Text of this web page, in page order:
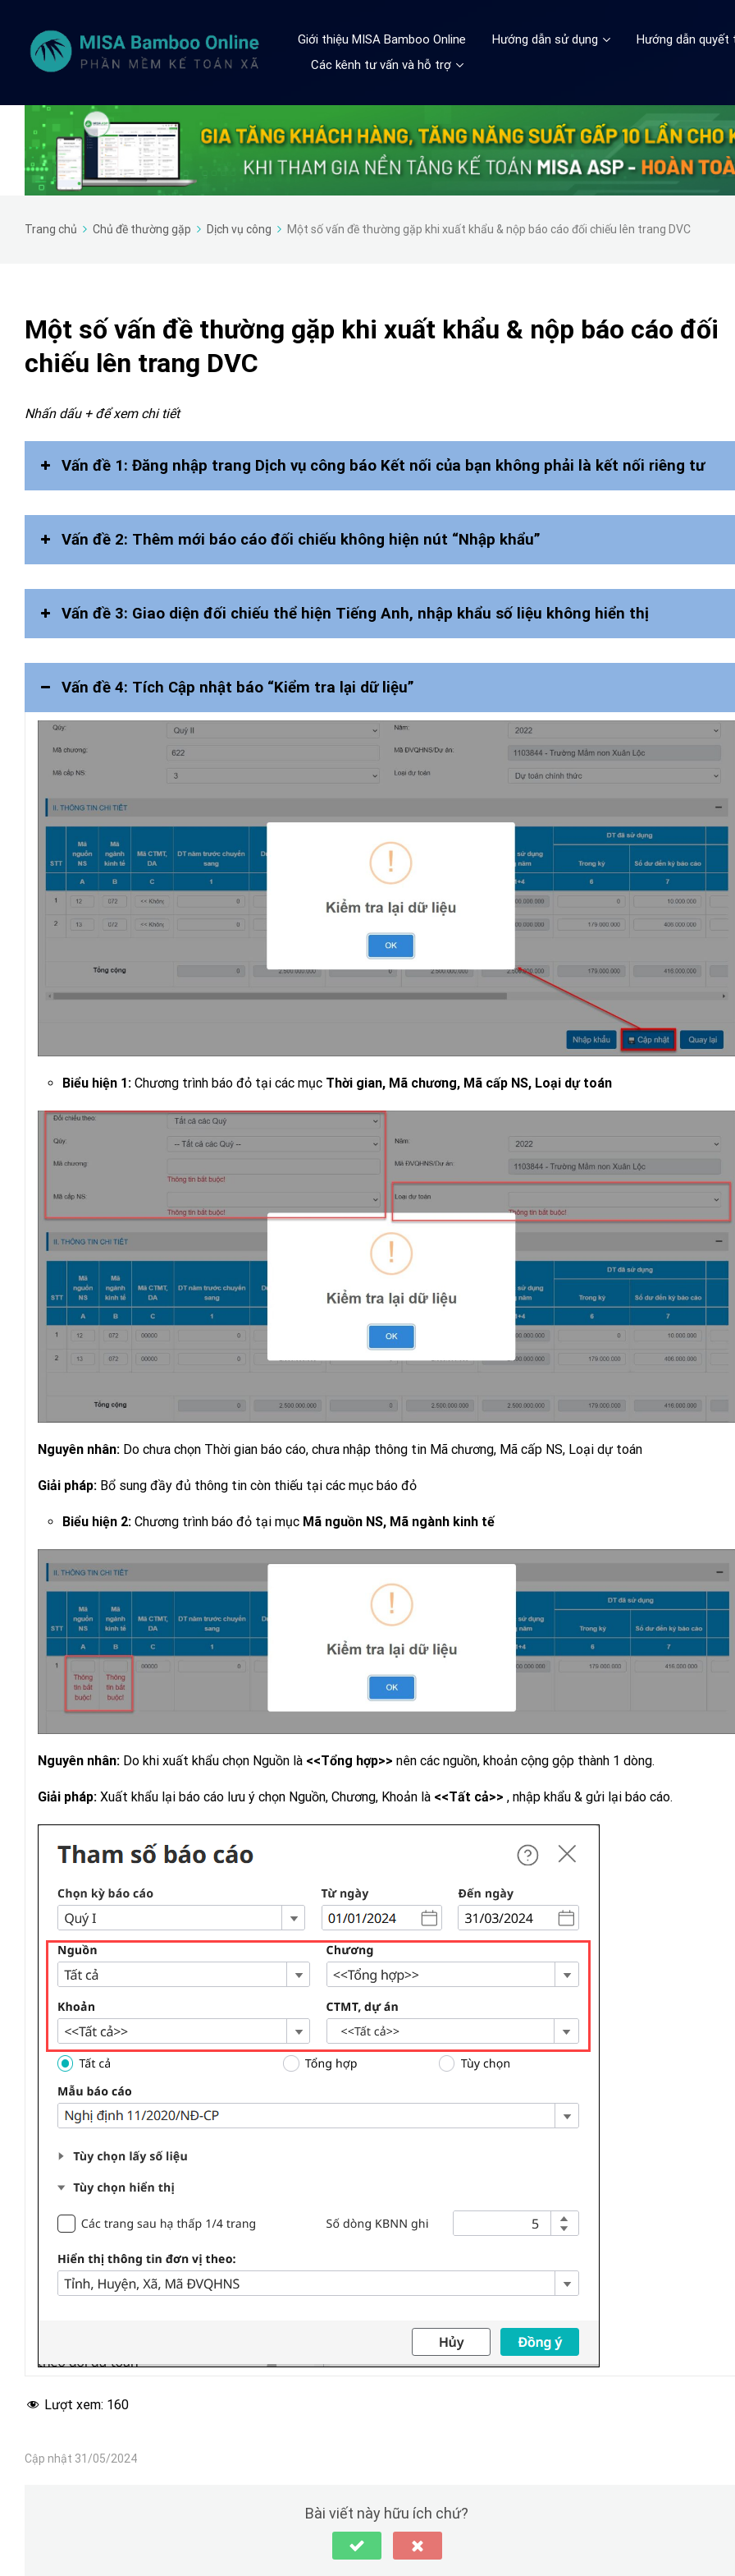
Giới thiệu MISA Bamboo Online Hướng dẫn sử dụng Hướng dẫn quyết
Các kênh tư vấn và hỗ trợ
Trang chủ Chủ đề thường gặp Dịch vụ công Một số vấn đề thường gặp khi xuất khẩu & nộp báo cáo đối chiếu lên trang DVC
Một số vấn đề thường gặp khi xuất khẩu & nộp báo cáo đối
chiếu lên trang DVC
Nhấn dấu + để xem chi tiết
Vấn đề 1: Đăng nhập trang Dịch vụ công báo Kết nối của bạn không phải là kết nối riêng tư
Vấn đề 2: Thêm mới báo cáo đối chiếu không hiện nút “Nhập khẩu”
Vấn đề 3: Giao diện đối chiếu thể hiện Tiếng Anh, nhập khẩu số liệu không hiển thị
Vấn đề 4: Tích Cập nhật báo “Kiểm tra lại dữ liệu”
Biểu hiện 1: Chương trình báo đỏ tại các mục Thời gian, Mã chương, Mã cấp NS, Loại dự toán
Nguyên nhân: Do chưa chọn Thời gian báo cáo, chưa nhập thông tin Mã chương, Mã cấp NS, Loại dự toán
Giải pháp: Bổ sung đầy đủ thông tin còn thiếu tại các mục báo đỏ
Biểu hiện 2: Chương trình báo đỏ tại mục Mã nguồn NS, Mã ngành kinh tế
Nguyên nhân: Do khi xuất khẩu chọn Nguồn là <<Tổng hợp>> nên các nguồn, khoản cộng gộp thành 1 dòng.
Giải pháp: Xuất khẩu lại báo cáo lưu ý chọn Nguồn, Chương, Khoản là <<Tất cả>> , nhập khẩu & gửi lại báo cáo.
Lượt xem: 160
Cập nhật 31/05/2024
Bài viết này hữu ích chứ?